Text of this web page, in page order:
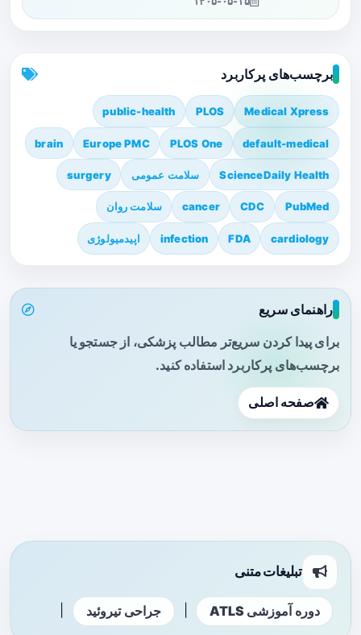
برچسب‌های پرکاربرد
Medical Xpress
PLOS
public-health
default-medical
PLOS One
Europe PMC
brain
ScienceDaily Health سلامت عمومی surgery
PubMed
CDC
cancer سلامت روان
cardiology
FDA
infection اپیدمیولوژی
راهنمای سریع
برای پیدا کردن سریع‌تر مطالب پزشکی، از جستجو یا
برچسب‌های پرکاربرد استفاده کنید.
صفحه اصلی
تبلیغات متنی
دوره آموزشی ATLS جراحی تیروئید